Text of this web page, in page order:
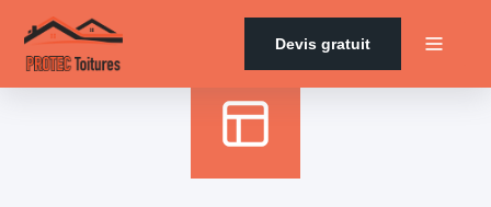
Devis gratuit